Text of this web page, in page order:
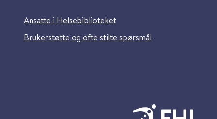
Ansatte i Helsebiblioteket
Brukerstøtte og ofte stilte spørsmål